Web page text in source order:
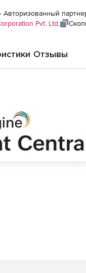
and Single
Авторизованный
Pvt. Ltd.
Отзывы